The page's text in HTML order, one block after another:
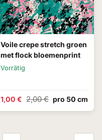
Voile crepe stretch groen
met flock bloemenprint
Vorrätig
1,00 € 2,00 € pro 50 cm